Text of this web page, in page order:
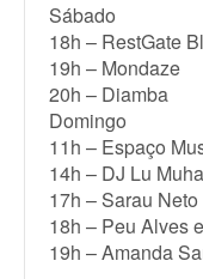
Sábado
18h – RestGate
19h – Mondaze
20h – Diamba
Domingo
11h – Espaço
14h – DJ Lu
17h – Sarau
18h – Peu Alves
19h – Amanda